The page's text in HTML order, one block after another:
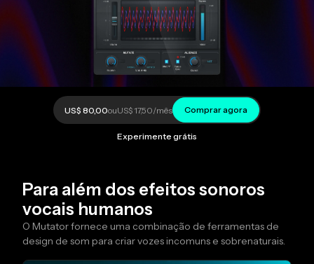
US$ 80,00ouUS$ 17,50/mês Comprar agora
Experimente grátis
Para além dos efeitos sonoros
vocais humanos
O Mutator fornece uma combinação de ferramentas de
design de som para criar vozes incomuns e sobrenaturais.